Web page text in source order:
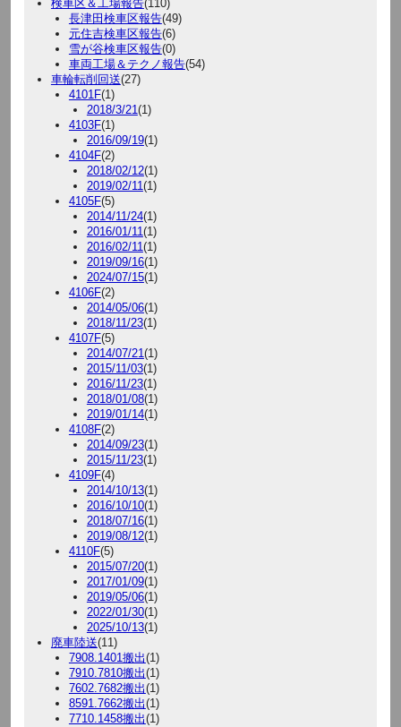
検車区＆工場報告(110)
長津田検車区報告(49)
元住吉検車区報告(6)
雪が谷検車区報告(0)
車両工場＆テクノ報告(54)
車輪転削回送(27)
4101F(1)
2018/3/21(1)
4103F(1)
2016/09/19(1)
4104F(2)
2018/02/12(1)
2019/02/11(1)
4105F(5)
2014/11/24(1)
2016/01/11(1)
2016/02/11(1)
2019/09/16(1)
2024/07/15(1)
4106F(2)
2014/05/06(1)
2018/11/23(1)
4107F(5)
2014/07/21(1)
2015/11/03(1)
2016/11/23(1)
2018/01/08(1)
2019/01/14(1)
4108F(2)
2014/09/23(1)
2015/11/23(1)
4109F(4)
2014/10/13(1)
2016/10/10(1)
2018/07/16(1)
2019/08/12(1)
4110F(5)
2015/07/20(1)
2017/01/09(1)
2019/05/06(1)
2022/01/30(1)
2025/10/13(1)
廃車陸送(11)
7908.1401搬出(1)
7910.7810搬出(1)
7602.7682搬出(1)
8591.7662搬出(1)
7710.1458搬出(1)